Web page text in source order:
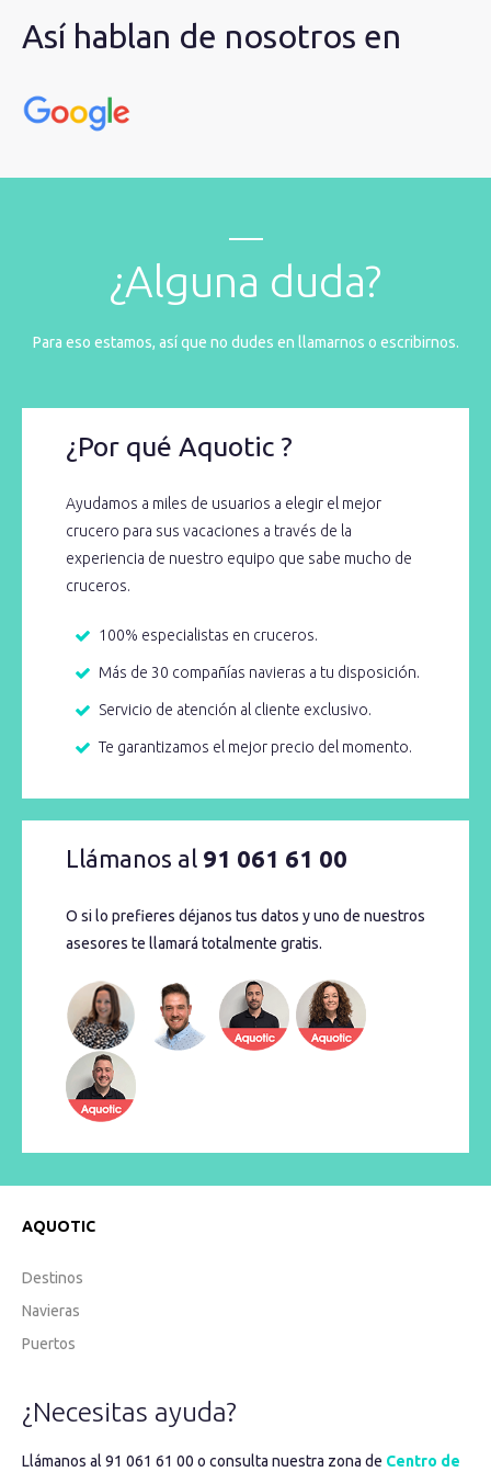
Así hablan de nosotros en
¿Alguna duda?
Para eso estamos, así que no dudes en llamarnos o escribirnos.
¿Por qué Aquotic ?
Ayudamos a miles de usuarios a elegir el mejor
crucero para sus vacaciones a través de la
experiencia de nuestro equipo que sabe mucho de
cruceros.
100% especialistas en cruceros.
Más de 30 compañías navieras a tu disposición.
Servicio de atención al cliente exclusivo.
Te garantizamos el mejor precio del momento.
Llámanos al 91 061 61 00
O si lo prefieres déjanos tus datos y uno de nuestros
asesores te llamará totalmente gratis.
AQUOTIC
Destinos
Navieras
Puertos
¿Necesitas ayuda?
Llámanos al 91 061 61 00 o consulta nuestra zona de Centro de